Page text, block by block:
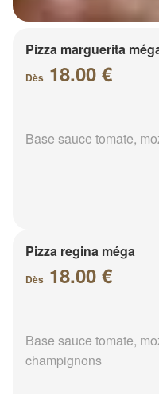
Pizza marguerita
Dès 18.00 €
Base sauce tomate,
Pizza regina méga
Dès 18.00 €
Base sauce tomate,
champignons